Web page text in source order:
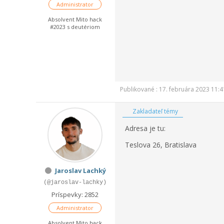
Administrator
Absolvent Mito hack
#2023 s deutériom
Publikované : 17. februára 2023
Jaroslav Lachký
(@jaroslav-lachky)
Príspevky: 2852
Administrator
Zakladateľ témy
Adresa je tu:
Teslova 26, Bratislava